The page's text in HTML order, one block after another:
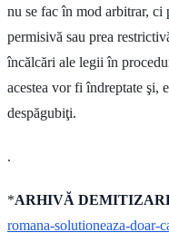
nu se fac în mod arbitrar, ci
permisivă sau prea
încălcări ale legii în
acestea vor fi îndreptate şi,
despăgubiţi.
.
*ARHIVĂ
romana-solutioneaza-doar-